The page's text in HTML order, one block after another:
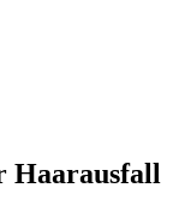
Haarausfall